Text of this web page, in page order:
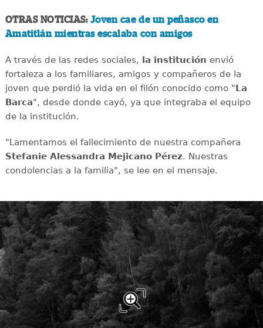
OTRAS NOTICIAS: Joven cae de un peñasco en
Amatitlán mientras escalaba con amigos
A través de las redes sociales, la institución envió
fortaleza a los familiares, amigos y compañeros de la
joven que perdió la vida en el filón conocido como "La
Barca", desde donde cayó, ya que integraba el equipo
de la institución.
"Lamentamos el fallecimiento de nuestra compañera
Stefanie Alessandra Mejicano Pérez. Nuestras
condolencias a la familia", se lee en el mensaje.